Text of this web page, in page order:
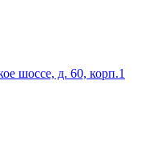
шоссе, д. 60, корп.1